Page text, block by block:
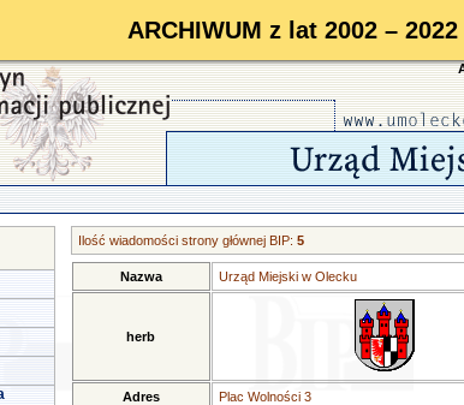
ARCHIWUM z lat 2002 – 2022
Ilość wiadomości strony głównej BIP: 5
Nazwa Urząd Miejski w Olecku
herb
Adres Plac Wolności 3